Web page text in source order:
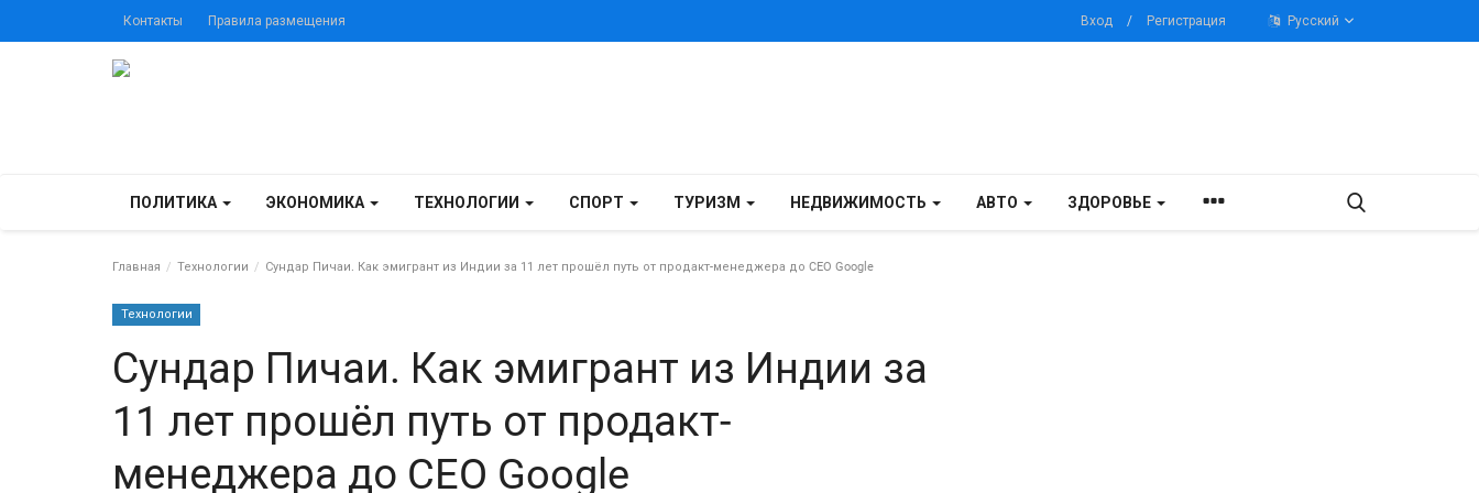
Контакты Правила размещения Вход / Регистрация Русский
ПОЛИТИКА ЭКОНОМИКА ТЕХНОЛОГИИ СПОРТ ТУРИЗМ НЕДВИЖИМОСТЬ АВТО ЗДОРОВЬЕ
Главная Технологии Сундар Пичаи. Как эмигрант из Индии за 11 лет прошёл путь от продакт-менеджера до CEO Google
Технологии
Сундар Пичаи. Как эмигрант из Индии за
11 лет прошёл путь от продакт-
менеджера до CEO Google